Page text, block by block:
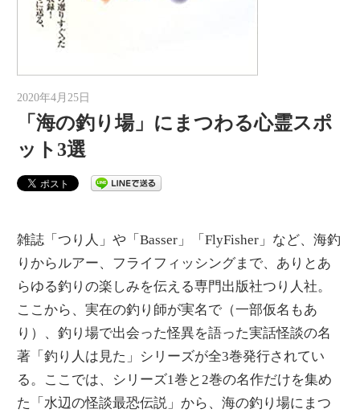
2020年4月25日
「海の釣り場」にまつわる心霊スポ
ット3選
雑誌「つり人」や「Basser」「FlyFisher」など、海釣
りからルアー、フライフィッシングまで、ありとあ
らゆる釣りの楽しみを伝える専門出版社つり人社。
ここから、実在の釣り師が実名で（一部仮名もあ
り）、釣り場で出会った怪異を語った実話怪談の名
著「釣り人は見た」シリーズが全3巻発行されてい
る。ここでは、シリーズ1巻と2巻の名作だけを集め
た「水辺の怪談最恐伝説」から、海の釣り場にまつ